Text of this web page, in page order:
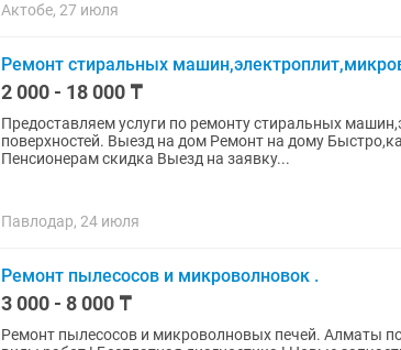
Актобе, 27 июля
Ремонт стиральных
2 000 - 18 000 ₸
Предоставляем услуги по ремонту стиральных
поверхностей. Выезд на дом Ремонт на дому
Пенсионерам скидка Выезд на заявку...
Павлодар, 24 июля
Ремонт пылесосов и микроволновок .
3 000 - 8 000 ₸
Ремонт пылесосов и микроволновых печей. Алматы